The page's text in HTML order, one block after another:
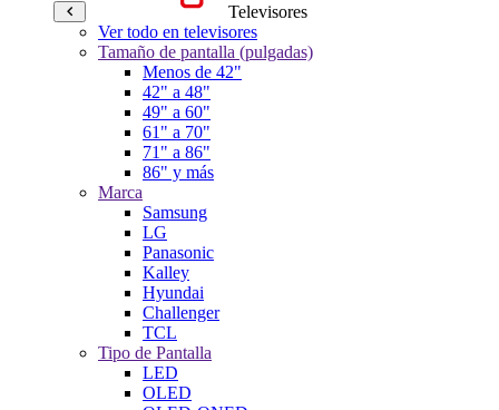
Televisores
Ver todo en televisores
Tamaño de pantalla (pulgadas)
Menos de 42"
42" a 48"
49" a 60"
61" a 70"
71" a 86"
86" y más
Marca
Samsung
LG
Panasonic
Kalley
Hyundai
Challenger
TCL
Tipo de Pantalla
LED
OLED